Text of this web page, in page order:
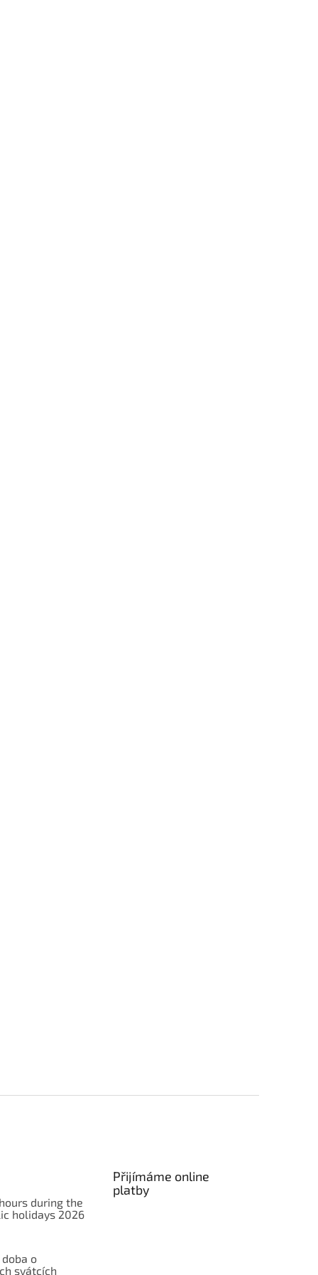
during the
holidays 2026
o
svátcích
Přijímáme online
platby